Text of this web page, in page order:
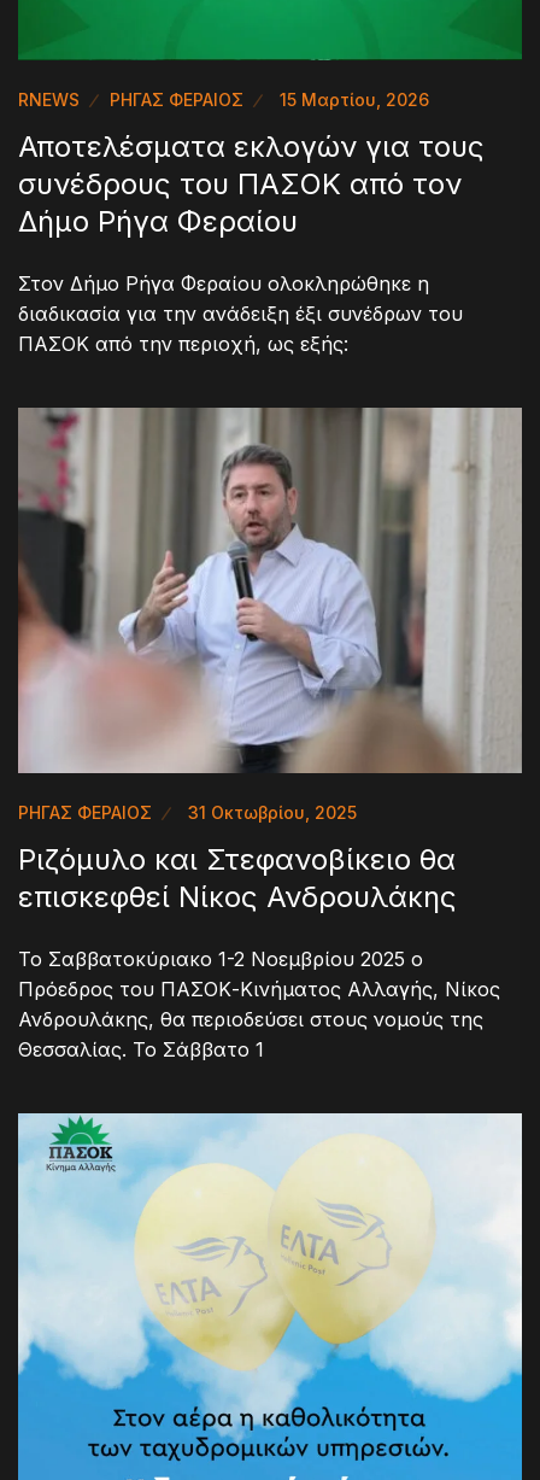
RNEWS ΡΗΓΑΣ ΦΕΡΑΙΟΣ 15 Μαρτίου, 2026
Αποτελέσματα εκλογών για τους
συνέδρους του ΠΑΣΟΚ από τον
Δήμο Ρήγα Φεραίου
Στον Δήμο Ρήγα Φεραίου ολοκληρώθηκε η
διαδικασία για την ανάδειξη έξι συνέδρων του
ΠΑΣΟΚ από την περιοχή, ως εξής:
ΡΗΓΑΣ ΦΕΡΑΙΟΣ 31 Οκτωβρίου, 2025
Ριζόμυλο και Στεφανοβίκειο θα
επισκεφθεί Νίκος Ανδρουλάκης
Το Σαββατοκύριακο 1-2 Νοεμβρίου 2025 ο
Πρόεδρος του ΠΑΣΟΚ-Κινήματος Αλλαγής, Νίκος
Ανδρουλάκης, θα περιοδεύσει στους νομούς της
Θεσσαλίας. Το Σάββατο 1